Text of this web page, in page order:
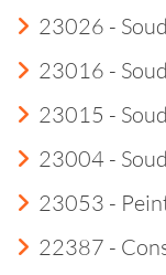
23026 -
23016 -
23015 -
23004 -
23053 -
22387 -